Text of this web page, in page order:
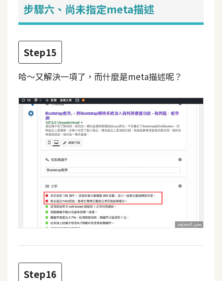
步驟六、尚未指定meta描述
Step15
哈～又解決一項了，而什麼是meta描述呢？
Step16